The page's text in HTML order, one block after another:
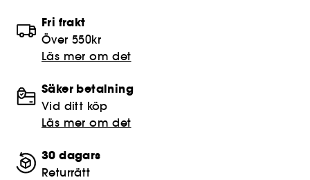
Fri frakt
Över 550kr
Läs mer om det
Säker betalning
Vid ditt köp
Läs mer om det
30 dagars
Returrätt